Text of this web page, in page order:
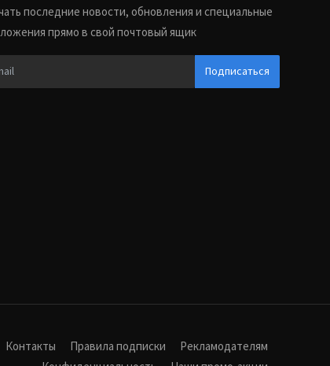
последние новости, обновления и специальные
прямо в свой почтовый ящик
Подписаться
Контакты Правила подписки
Рекламодателям